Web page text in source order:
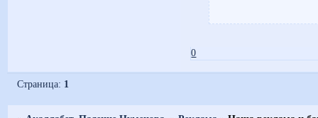
0
Страница: 1